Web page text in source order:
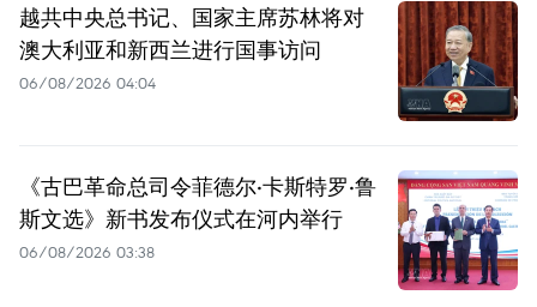
越共中央总书记、国家主席苏林将对
澳大利亚和新西兰进行国事访问
06/08/2026 04:04
《古巴革命总司令菲德尔·卡斯特罗·鲁
斯文选》新书发布仪式在河内举行
06/08/2026 03:38